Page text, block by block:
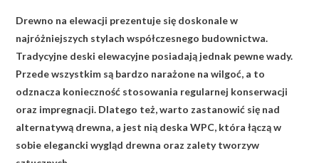
ZAPISZ SIĘ
Drewno na elewacji prezentuje się doskonale w
najróżniejszych stylach współczesnego budownictwa.
Tradycyjne deski elewacyjne posiadają jednak pewne wady.
Przede wszystkim są bardzo narażone na wilgoć, a to
odznacza konieczność stosowania regularnej konserwacji
oraz impregnacji. Dlatego też, warto zastanowić się nad
alternatywą drewna, a jest nią deska WPC, która łączą w
sobie elegancki wygląd drewna oraz zalety tworzyw